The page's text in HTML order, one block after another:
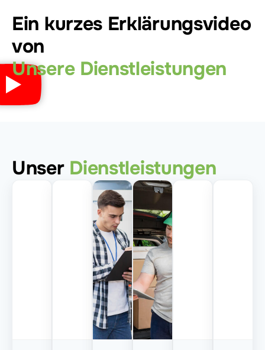
Ein kurzes Erklärungsvideo
von
Unsere Dienstleistungen
Unser Dienstleistungen